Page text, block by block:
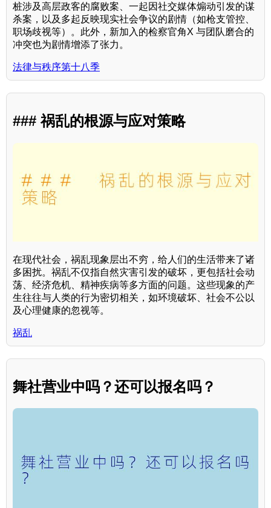
桩涉及高层政客的腐败案、一起因社交媒体煽动引发的谋
杀案，以及多起反映现实社会争议的剧情（如枪支管控、
职场歧视等）。此外，新加入的检察官角X 与团队磨合的
冲突也为剧情增添了张力。
法律与秩序第十八季
### 祸乱的根源与应对策略
在现代社会，祸乱现象层出不穷，给人们的生活带来了诸
多困扰。祸乱不仅指自然灾害引发的破坏，更包括社会动
荡、经济危机、精神疾病等多方面的问题。这些现象的产
生往往与人类的行为密切相关，如环境破坏、社会不公以
及心理健康的忽视等。
祸乱
舞社营业中吗？还可以报名吗？